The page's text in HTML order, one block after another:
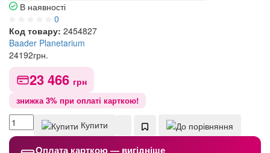
В наявності
0
Код товару: 2454827
Baader Planetarium
24192грн.
23 466 грн
знижка 3% при оплаті карткою!
Купити
Оплата карткою — вигідніше